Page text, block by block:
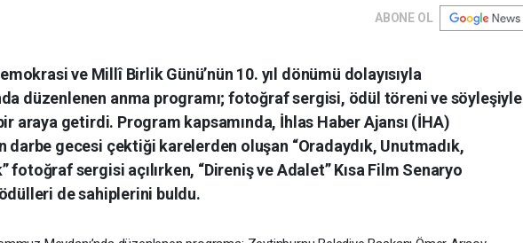
ABONE OL
ve Millî Birlik Günü’nün 10. yıl dönümü dolayısıyla
düzenlenen anma programı; fotoğraf sergisi, ödül töreni ve söyleşiyle
araya getirdi. Program kapsamında, İhlas Haber Ajansı (İHA)
darbe gecesi çektiği karelerden oluşan “Oradaydık, Unutmadık,
fotoğraf sergisi açılırken, “Direniş ve Adalet” Kısa Film Senaryo
ödülleri de sahiplerini buldu.